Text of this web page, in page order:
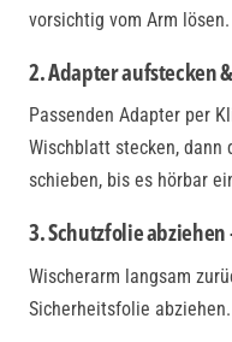
vorsichtig vom Arm lösen.
2. Adapter aufstecken
Passenden Adapter per
Wischblatt stecken,
schieben, bis es hörbar
3. Schutzfolie
Wischerarm langsam
Sicherheitsfolie